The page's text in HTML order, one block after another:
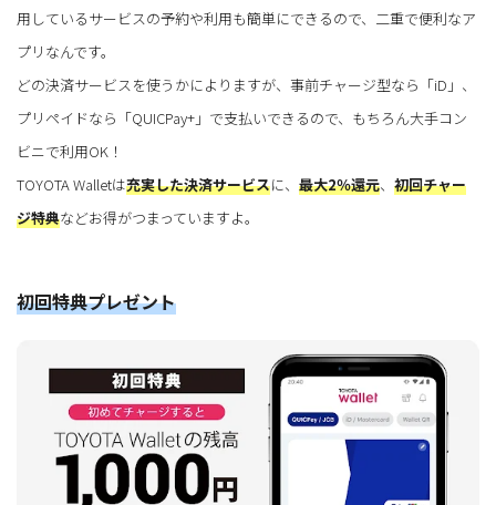
用しているサービスの予約や利用も簡単にできるので、二重で便利なア
プリなんです。
どの決済サービスを使うかによりますが、事前チャージ型なら「iD」、
プリペイドなら「QUICPay+」で支払いできるので、もちろん大手コン
ビニで利用OK！
TOYOTA Walletは充実した決済サービスに、 最大2％還元、 初回チャー
ジ特典などお得がつまっていますよ。
初回特典プレゼント